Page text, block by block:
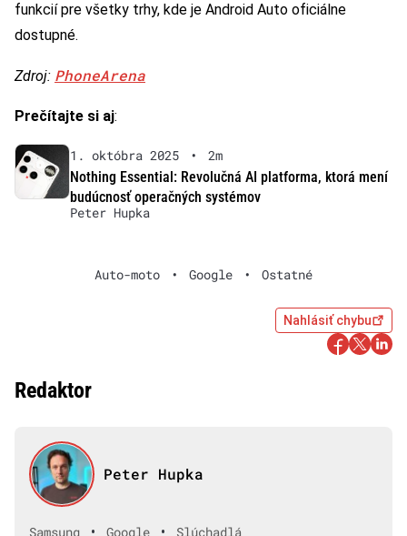
funkcií pre všetky trhy, kde je Android Auto oficiálne
dostupné.
Zdroj: PhoneArena
Prečítajte si aj:
1. októbra 2025 •
2m
Nothing Essential: Revolučná AI platforma, ktorá mení
budúcnosť operačných systémov
Peter Hupka
Auto-moto • Google • Ostatné
Nahlásiť chybu
Redaktor
Peter Hupka
Samsung • Google •
Slúchadlá